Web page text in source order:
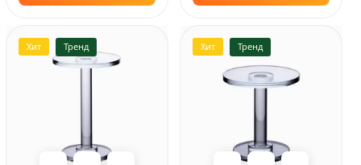
Хит Тренд Хит Тренд